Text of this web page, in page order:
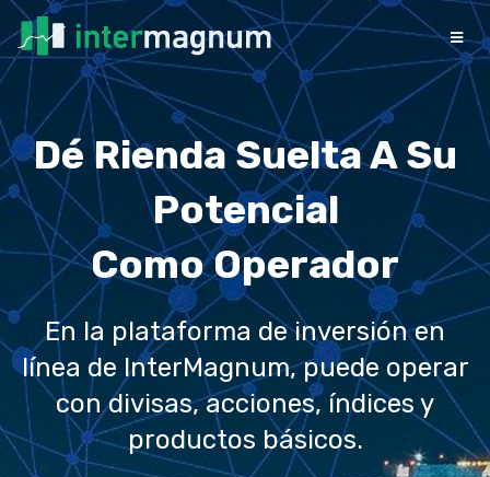
Dé Rienda Suelta A Su
Potencial
Como Operador
En la plataforma de inversión en
línea de InterMagnum, puede operar
con divisas, acciones, índices y
productos básicos.